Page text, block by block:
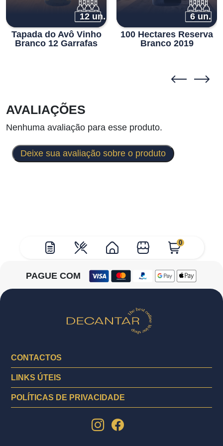
0
12 un.
Tapada do Avô Vinho
Branco 12 Garrafas
6 un.
100 Hectares Reserva
Branco 2019
AVALIAÇÕES
Nenhuma avaliação para esse produto.
Deixe sua avaliação sobre o produto
PAGUE COM
CONTACTOS
LINKS ÚTEIS
POLÍTICAS DE PRIVACIDADE